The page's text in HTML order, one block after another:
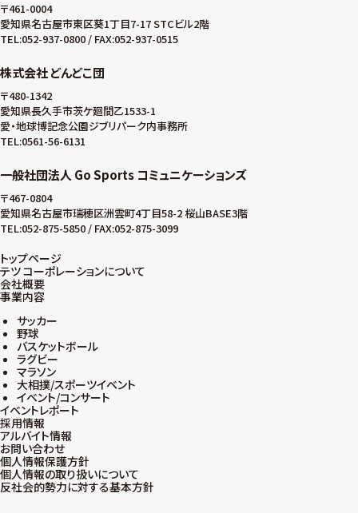
〒461-0004
愛知県名古屋市東区葵1丁目7-17 STCビル2階
TEL:052-937-0800 / FAX:052-937-0515
株式会社 どんどこ団
〒480-1342
愛知県長久手市茨ケ廻間乙1533-1
愛・地球博記念公園ジブリパーク内事務所
TEL:0561-56-6131
一般社団法人 Go Sports コミュニケーションズ
〒467-0804
愛知県名古屋市瑞穂区洲雲町4丁目58-2 桜山BASE3階
TEL:052-875-5850 / FAX:052-875-3099
トップページ
テツ コーポレーションについて
会社概要
事業内容
サッカー
野球
バスケットボール
ラグビー
マラソン
大相撲/スポーツイベント
イベント/コンサート
イベントレポート
採用情報
アルバイト情報
お問い合わせ
個人情報保護方針
個人情報の取り扱いについて
反社会的勢力に対する基本方針